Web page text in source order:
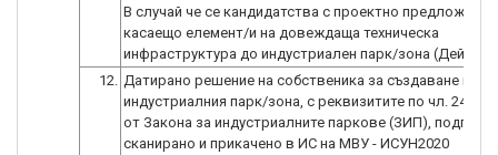
В случай че се кандидатства с проектно предложение,
касаещо елемент/и на довеждаща техническа
12. Датирано решение на собственика за създаване на
индустриалния парк/зона, с реквизитите по чл. 24, ал.
от Закона за индустриалните паркове (ЗИП),
сканирано и прикачено в ИС на МВУ - ИСУН2020